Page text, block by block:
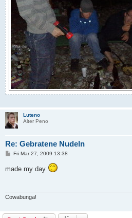
Luteno
Alter Peno
Re: Gebratene Nudeln
P
t
Fri Mar 27, 2009 13:38
made my day
Cowabunga!